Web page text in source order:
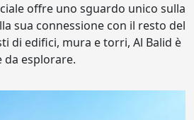
offre uno sguardo unico sulla
sua connessione con il resto del
di edifici, mura e torri, Al Balid è
da esplorare.